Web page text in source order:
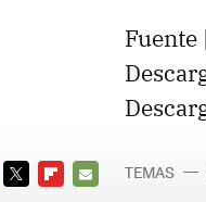
Fuente |
TEMAS